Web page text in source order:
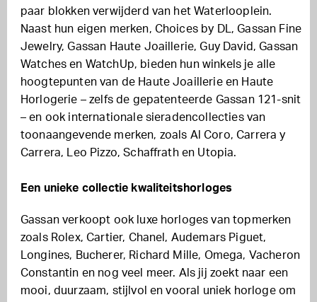
paar blokken verwijderd van het Waterlooplein.
Naast hun eigen merken, Choices by DL, Gassan Fine
Jewelry, Gassan Haute Joaillerie, Guy David, Gassan
Watches en WatchUp, bieden hun winkels je alle
hoogtepunten van de Haute Joaillerie en Haute
Horlogerie – zelfs de gepatenteerde Gassan 121-snit
– en ook internationale sieradencollecties van
toonaangevende merken, zoals Al Coro, Carrera y
Carrera, Leo Pizzo, Schaffrath en Utopia.
Een unieke collectie kwaliteitshorloges
Gassan verkoopt ook luxe horloges van topmerken
zoals Rolex, Cartier, Chanel, Audemars Piguet,
Longines, Bucherer, Richard Mille, Omega, Vacheron
Constantin en nog veel meer. Als jij zoekt naar een
mooi, duurzaam, stijlvol en vooral uniek horloge om